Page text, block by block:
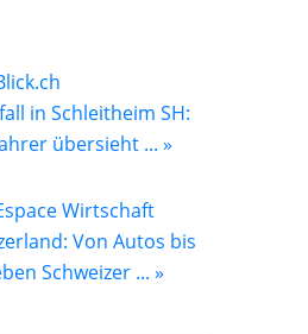
in Schleitheim SH:
übersieht ... »
Von Autos bis
Schweizer ... »